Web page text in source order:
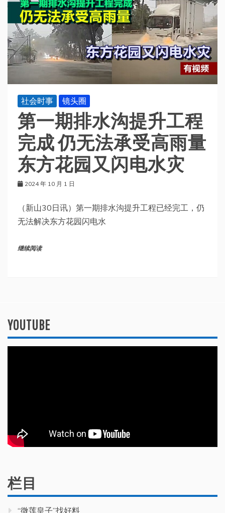
社会时事 镜头圈
第一期排水沟提升工程
完成 仍无法承受高雨量
东方花园又闪电水灾
2024 年 10 月 1 日
（新山30日讯）第一期排水沟提升工程已经完工，仍
无法解决东方花园闪电水
继续阅读
YOUTUBE
栏目
“微莲皇子”找好料